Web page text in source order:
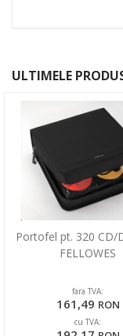
ULTIMELE
Portofel pt. 320 CD/
FELLOWES
fara TVA:
161,49 RON
cu TVA: